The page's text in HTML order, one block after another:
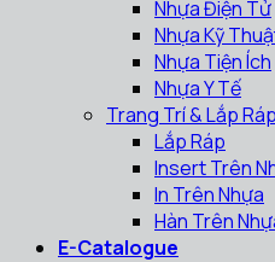
Nhựa Điện Tử
Nhựa Kỹ
Nhựa Tiện Ích
Nhựa Y Tế
Trang Trí & Lắp Ráp
Lắp Ráp
Insert Trên
In Trên Nhựa
Hàn Trên
E-Catalogue